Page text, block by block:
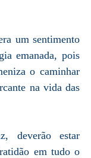
um sentimento
emanada, pois
o caminhar
na vida das
deverão estar
em tudo o